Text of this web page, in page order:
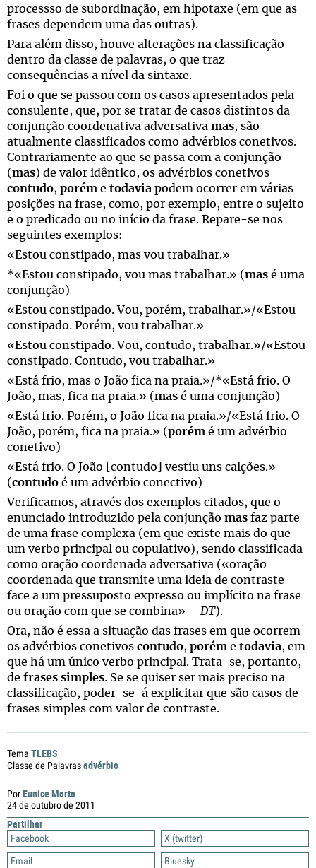
PorEunice Marta
24 de outubro de 2011
Partilhar
Facebook
X (twitter)
Email
Bluesky
processso de subordinação, em hipotaxe (em que as
frases dependem uma das outras).
Para além disso, houve alterações na classificação
dentro da classe de palavras, o que traz
consequências a nível da sintaxe.
Foi o que se passou com os casos apresentados pela
consulente, que, por se tratar de casos distintos da
conjunção coordenativa adversativa mas, são
atualmente classificados como advérbios conetivos.
Contrariamente ao que se passa com a conjunção
(mas) de valor idêntico, os advérbios conetivos
contudo, porém e todavia podem ocorrer em várias
posições na frase, como, por exemplo, entre o sujeito
e o predicado ou no início da frase. Repare-se nos
seguintes exemplos:
«Estou constipado, mas vou trabalhar.»
*«Estou constipado, vou mas trabalhar.» (mas é uma
conjunção)
«Estou constipado. Vou, porém, trabalhar.»/«Estou
constipado. Porém, vou trabalhar.»
«Estou constipado. Vou, contudo, trabalhar.»/«Estou
constipado. Contudo, vou trabalhar.»
«Está frio, mas o João fica na praia.»/*«Está frio. O
João, mas, fica na praia.» (mas é uma conjunção)
«Está frio. Porém, o João fica na praia.»/«Está frio. O
João, porém, fica na praia.» (porém é um advérbio
conetivo)
«Está frio. O João [contudo] vestiu uns calções.»
(contudo é um advérbio conectivo)
Verificamos, através dos exemplos citados, que o
enunciado introduzido pela conjunção mas faz parte
de uma frase complexa (em que existe mais do que
um verbo principal ou copulativo), sendo classificada
como oração coordenada adversativa («oração
coordenada que transmite uma ideia de contraste
face a um pressuposto expresso ou implícito na frase
ou oração com que se combina» – DT).
Ora, não é essa a situação das frases em que ocorrem
os advérbios conetivos contudo, porém e todavia, em
que há um único verbo principal. Trata-se, portanto,
de frases simples. Se se quiser ser mais preciso na
classificação, poder-se-á explicitar que são casos de
frases simples com valor de contraste.
Tema TLEBS
Classe de Palavrasadvérbio